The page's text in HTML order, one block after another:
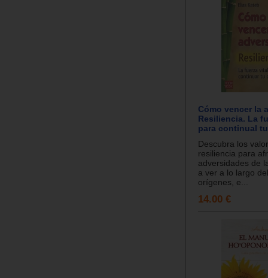
Cómo vencer la
Resiliencia. La
para continual
Descubra los
resiliencia para
adversidades de
a ver a lo largo
orígenes, e...
14.00 €